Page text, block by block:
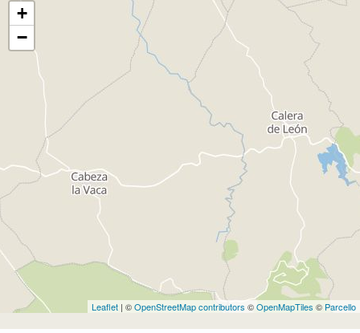
+
−
Leaflet | ©OpenStreetMap contributors ©OpenMapTiles © Parcello